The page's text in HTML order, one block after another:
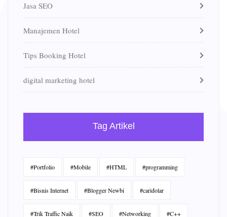
Jasa SEO
Manajemen Hotel
Tips Booking Hotel
digital marketing hotel
Tag Artikel
#Portfolio #Mobile #HTML #programming
#Bisnis Internet #Blogger Newbi #caridolar
#Trik Traffic Naik #SEO #Networking #C++